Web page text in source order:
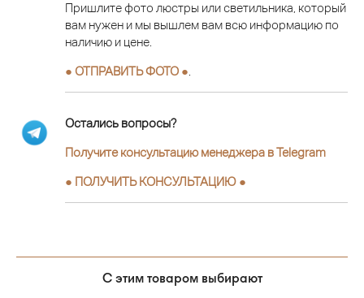
Пришлите фото люстры или светильника, который
вам нужен и мы вышлем вам всю информацию по
наличию и цене.
● ОТПРАВИТЬ ФОТО ●
Остались вопросы?
Получите консультацию менеджера в Telegram
● ПОЛУЧИТЬ КОНСУЛЬТАЦИЮ ●
С этим товаром выбирают